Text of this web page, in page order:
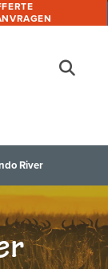
River